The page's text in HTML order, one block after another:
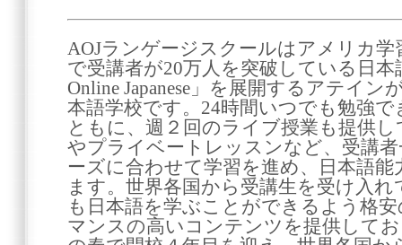
AOJランゲージスクールはアメリカ
で受講者が20万人を突破している日
Online Japanese」を展開するアテイ
本語学校です。24時間いつでも勉強
ともに、週２回のライブ授業も提供
やプライベートレッスンなど、受講
ーズに合わせて学習を進め、日本語
ます。世界各国から受講生を受け入
も日本語を学ぶことができるよう格
マンスの高いコンテンツを提供して